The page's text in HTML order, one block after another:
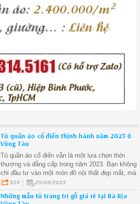
Tủ quần áo cổ điển thịnh hành năm 2023 ở
Vũng Tàu
Tủ quần áo cổ điển vẫn là một lựa chọn thời
thượng và đẳng cấp trong năm 2023. Bạn không
chỉ đầu tư vào một món đồ nội thất đẹp mắt, mà
còn vào sự tiện ích và giá trị lâu dài cho ngôi nhà
của mình
920 25/08/2023
Những mẫu tủ trang trí gỗ giá rẻ tại Bà Rịa